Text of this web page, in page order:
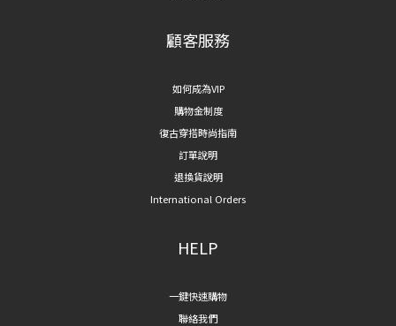
顧客服務
如何成為VIP
購物金制度
復古穿搭時尚指南
訂單說明
退換貨說明
International Orders
HELP
一鍵快速購物
聯絡我們